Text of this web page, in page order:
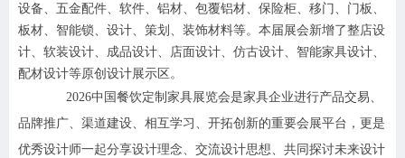
设备、五金配件、软件、铝材、包覆铝材、保险柜、移门、门板、
板材、智能锁、设计、策划、装饰材料等。本届展会新增了整店设
计、软装设计、成品设计、店面设计、仿古设计、智能家具设计、
配材设计等原创设计展示区。
2026中国餐饮定制家具展览会是家具企业进行产品交易、
品牌推广、渠道建设、相互学习、开拓创新的重要会展平台，更是
优秀设计师一起分享设计理念、交流设计思想、共同探讨未来设计